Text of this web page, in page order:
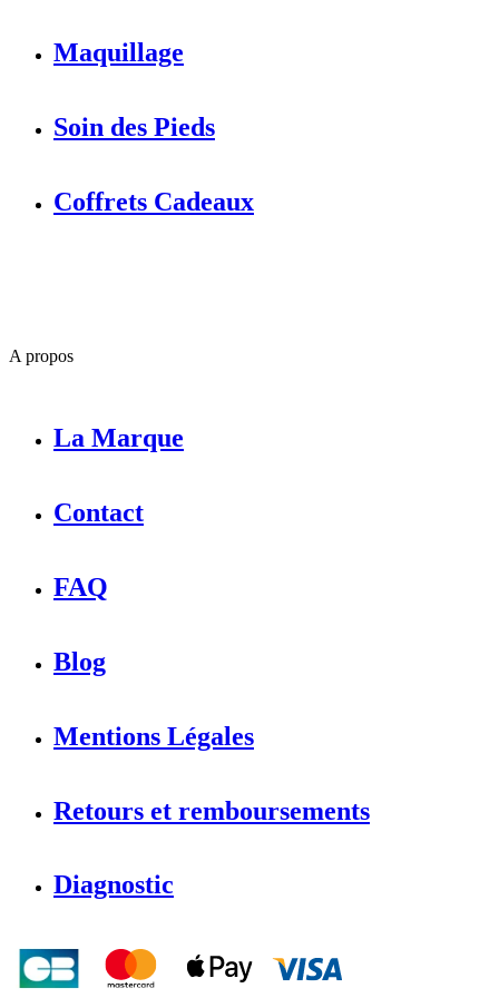
Maquillage
Soin des Pieds
Coffrets Cadeaux
A propos
La Marque
Contact
FAQ
Blog
Mentions Légales
Retours et remboursements
Diagnostic